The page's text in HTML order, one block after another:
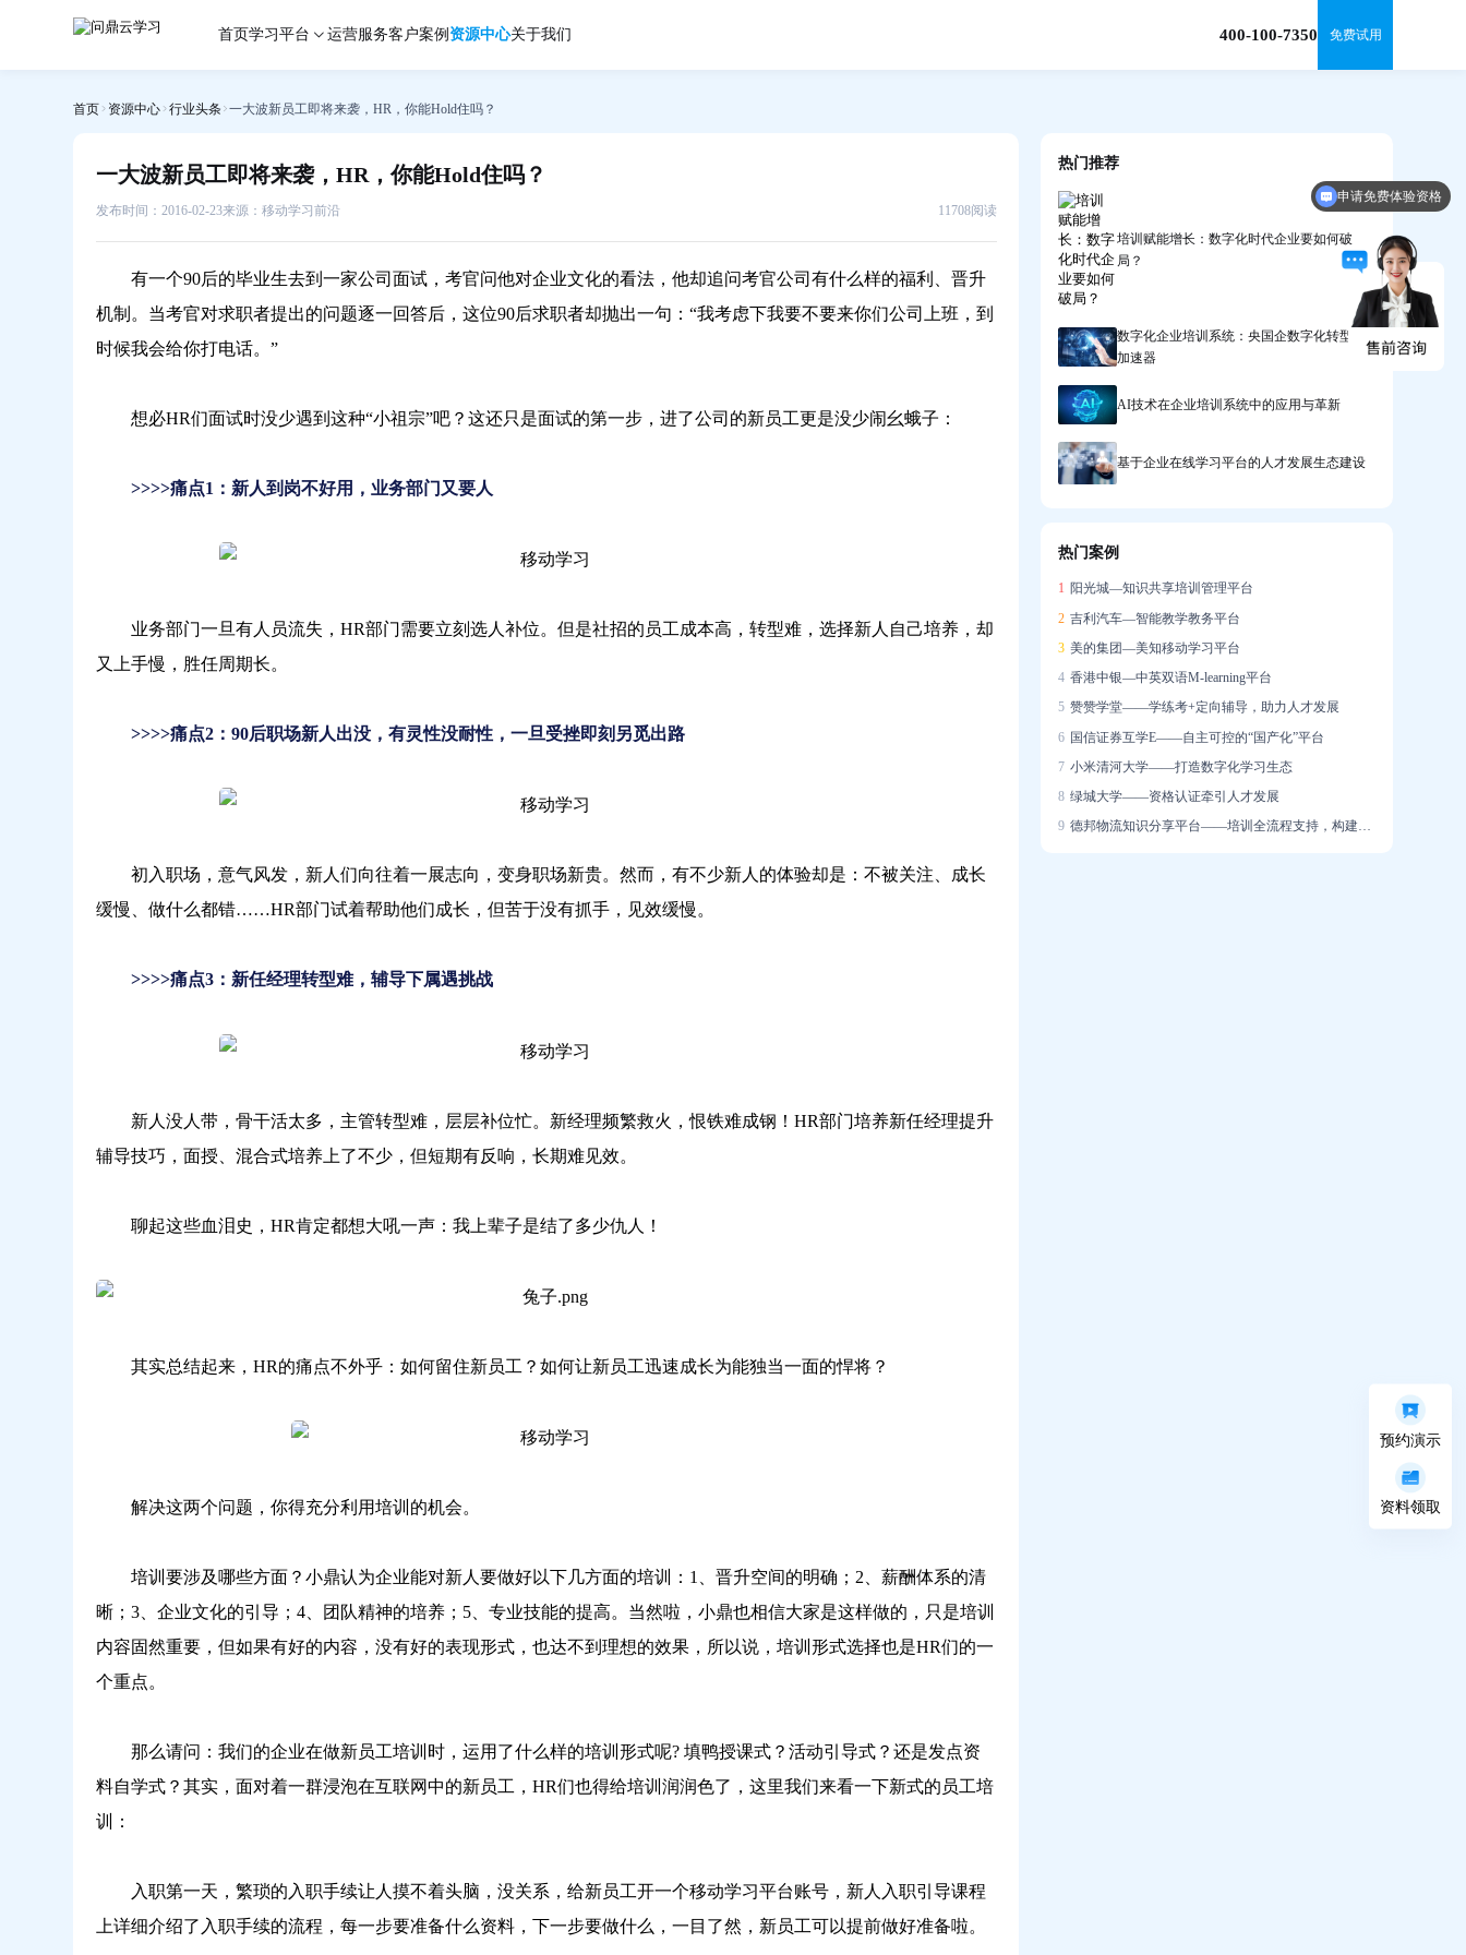
首页学习平台 运营服务客户案例 资源中心关于我们 400-100-7350 免费试用
首页 资源中心 行业头条 一大波新员工即将来袭，HR，你能Hold住吗？
一大波新员工即将来袭，HR，你能Hold住吗？
发布时间：2016-02-23来源：移动学习前沿 11708阅读
有一个90后的毕业生去到一家公司面试，考官问他对企业文化的看法，他却追问考官公司有什么样的福利、晋升
机制。当考官对求职者提出的问题逐一回答后，这位90后求职者却抛出一句：“我考虑下我要不要来你们公司上班，到
时候我会给你打电话。”
想必HR们面试时没少遇到这种“小祖宗”吧？这还只是面试的第一步，进了公司的新员工更是没少闹幺蛾子：
>>>>痛点1：新人到岗不好用，业务部门又要人
业务部门一旦有人员流失，HR部门需要立刻选人补位。但是社招的员工成本高，转型难，选择新人自己培养，却
又上手慢，胜任周期长。
>>>>痛点2：90后职场新人出没，有灵性没耐性，一旦受挫即刻另觅出路
初入职场，意气风发，新人们向往着一展志向，变身职场新贵。然而，有不少新人的体验却是：不被关注、成长
缓慢、做什么都错……HR部门试着帮助他们成长，但苦于没有抓手，见效缓慢。
>>>>痛点3：新任经理转型难，辅导下属遇挑战
新人没人带，骨干活太多，主管转型难，层层补位忙。新经理频繁救火，恨铁难成钢！HR部门培养新任经理提升
辅导技巧，面授、混合式培养上了不少，但短期有反响，长期难见效。
聊起这些血泪史，HR肯定都想大吼一声：我上辈子是结了多少仇人！
其实总结起来，HR的痛点不外乎：如何留住新员工？如何让新员工迅速成长为能独当一面的悍将？
解决这两个问题，你得充分利用培训的机会。
培训要涉及哪些方面？小鼎认为企业能对新人要做好以下几方面的培训：1、晋升空间的明确；2、薪酬体系的清
晰；3、企业文化的引导；4、团队精神的培养；5、专业技能的提高。当然啦，小鼎也相信大家是这样做的，只是培训
内容固然重要，但如果有好的内容，没有好的表现形式，也达不到理想的效果，所以说，培训形式选择也是HR们的一
个重点。
那么请问：我们的企业在做新员工培训时，运用了什么样的培训形式呢? 填鸭授课式？活动引导式？还是发点资
料自学式？其实，面对着一群浸泡在互联网中的新员工，HR们也得给培训润润色了，这里我们来看一下新式的员工培
训：
入职第一天，繁琐的入职手续让人摸不着头脑，没关系，给新员工开一个移动学习平台账号，新人入职引导课程
上详细介绍了入职手续的流程，每一步要准备什么资料，下一步要做什么，一目了然，新员工可以提前做好准备啦。
热门推荐
培训赋能增长：数字化时代企业要如何破
局？
数字化企业培训系统：央国企数字化转型的
加速器
AI技术在企业培训系统中的应用与革新
基于企业在线学习平台的人才发展生态建设
热门案例
1 阳光城—知识共享培训管理平台
2 吉利汽车—智能教学教务平台
3 美的集团—美知移动学习平台
4 香港中银—中英双语M-learning平台
5 赞赞学堂——学练考+定向辅导，助力人才发展
6 国信证券互学E——自主可控的“国产化”平台
7 小米清河大学——打造数字化学习生态
8 绿城大学——资格认证牵引人才发展
9 德邦物流知识分享平台——培训全流程支持，构建学习社区
预约演示
资料领取
你们是怎么收费的呢？